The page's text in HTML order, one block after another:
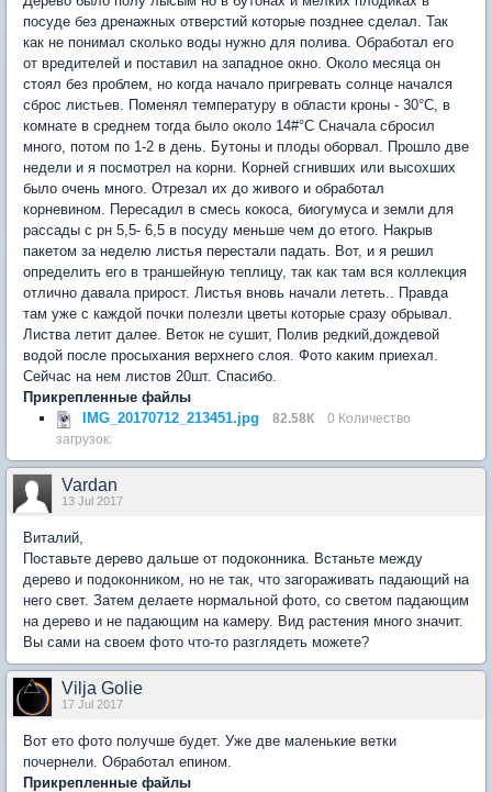
посуде без дренажных отверстий которые позднее сделал. Так
как не понимал сколько воды нужно для полива. Обработал его
от вредителей и поставил на западное окно. Около месяца он
стоял без проблем, но когда начало пригревать солнце начался
сброс листьев. Поменял температуру в области кроны - 30°С, в
комнате в среднем тогда было около 14#°С Сначала сбросил
много, потом по 1-2 в день. Бутоны и плоды оборвал. Прошло две
недели и я посмотрел на корни. Корней сгнивших или высохших
было очень много. Отрезал их до живого и обработал
корневином. Пересадил в смесь кокоса, биогумуса и земли для
рассады с рн 5,5- 6,5 в посуду меньше чем до етого. Накрыв
пакетом за неделю листья перестали падать. Вот, и я решил
определить его в траншейную теплицу, так как там вся коллекция
отлично давала прирост. Листья вновь начали лететь.. Правда
там уже с каждой почки полезли цветы которые сразу обрывал.
Листва летит далее. Веток не сушит, Полив редкий,дождевой
водой после просыхания верхнего слоя. Фото каким приехал.
Сейчас на нем листов 20шт. Спасибо.
Прикрепленные файлы
IMG_20170712_213451.jpg
82.58К
0 Количество
загрузок:
Vardan
13 Jul 2017
Виталий,
Поставьте дерево дальше от подоконника. Встаньте между
дерево и подоконником, но не так, что загораживать падающий на
него свет. Затем делаете нормальной фото, со светом падающим
на дерево и не падающим на камеру. Вид растения много значит.
Вы сами на своем фото что-то разглядеть можете?
Vilja Golie
17 Jul 2017
Вот ето фото получше будет. Уже две маленькие ветки
почернели. Обработал епином.
Прикрепленные файлы